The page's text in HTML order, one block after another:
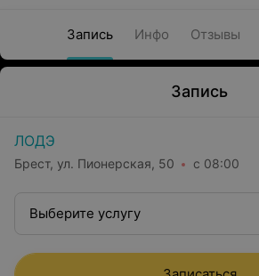
Запись Инфо Отзывы
Запись
ЛОДЭ
Брест, ул. Пионерская, 50 с 08:00
Выберите услугу